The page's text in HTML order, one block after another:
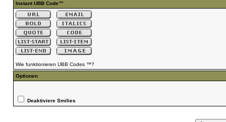
Instant UBB Code™
Wie funktionieren UBB Codes ™?
Optionen
Deaktiviere Smilies